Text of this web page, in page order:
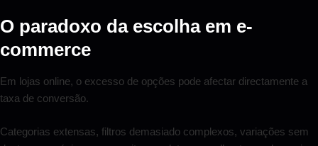
O paradoxo da escolha em e-
commerce
Em lojas online, o excesso de opções pode afectar directamente a
taxa de conversão.
Categorias extensas, filtros demasiado complexos, variações sem